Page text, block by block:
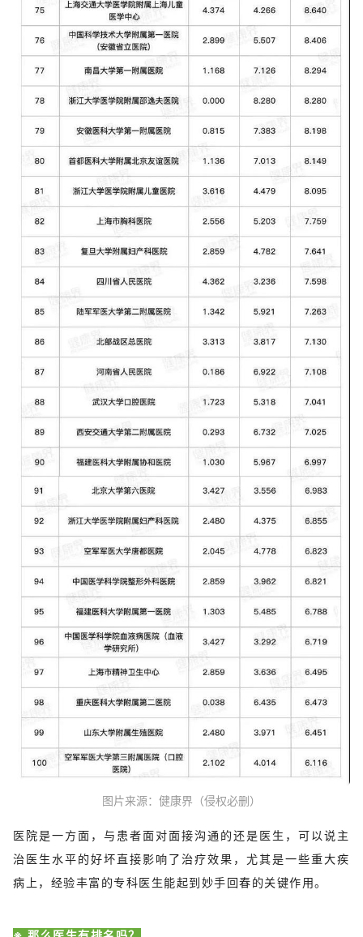
图片来源：健康界（侵权必删）
医院是一方面，与患者面对面接沟通的还是医生，可以说主
治医生水平的好坏直接影响了治疗效果，尤其是一些重大疾
病上，经验丰富的专科医生能起到妙手回春的关键作用。